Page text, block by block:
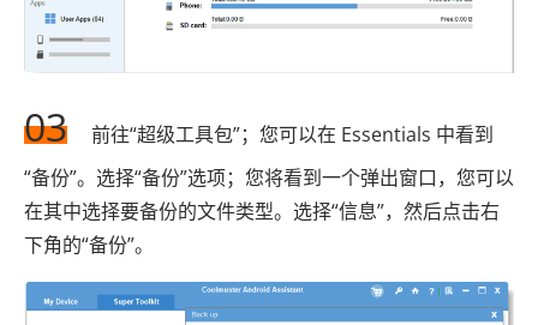
03
前往“超级工具包”；您可以在 Essentials 中看到
“备份”。选择“备份”选项；您将看到一个弹出窗口，您可以
在其中选择要备份的文件类型。选择“信息”，然后点击右
下角的“备份”。